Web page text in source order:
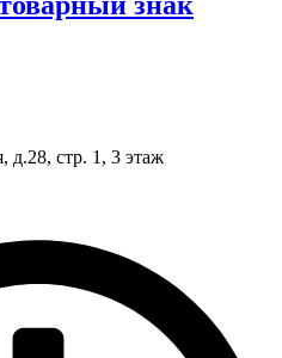
д.28, стр. 1, 3 этаж